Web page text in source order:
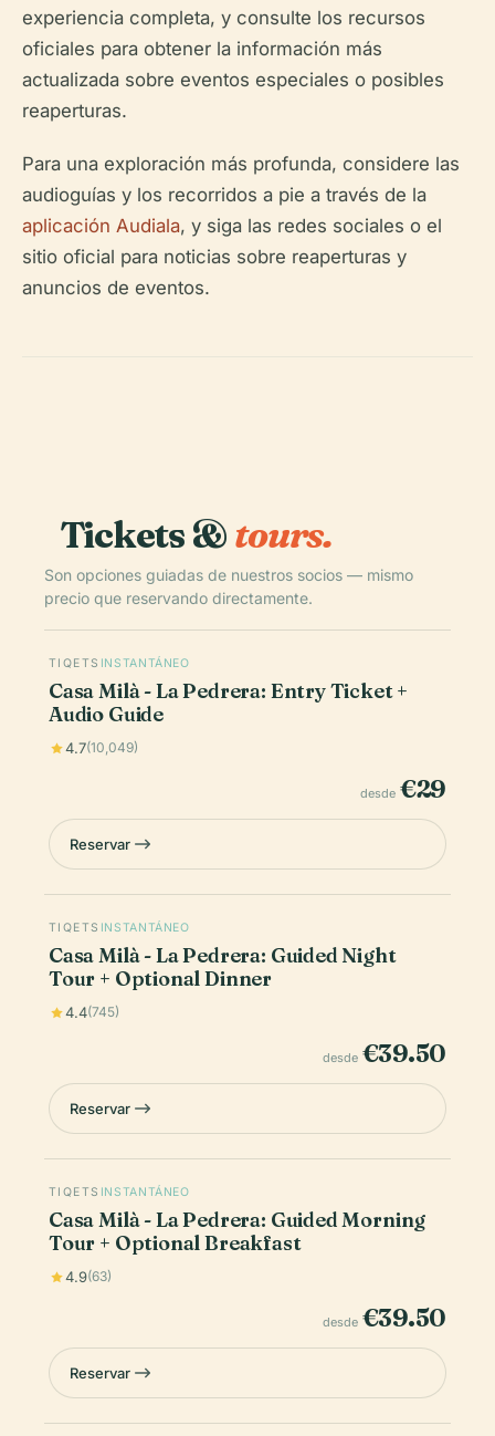
experiencia completa, y consulte los recursos
oficiales para obtener la información más
actualizada sobre eventos especiales o posibles
reaperturas.
Para una exploración más profunda, considere las
audioguías y los recorridos a pie a través de la
aplicación Audiala, y siga las redes sociales o el
sitio oficial para noticias sobre reaperturas y
anuncios de eventos.
Tickets &tours.
Son opciones guiadas de nuestros socios — mismo
precio que reservando directamente.
TIQETS INSTANTÁNEO
Casa Milà - La Pedrera: Entry Ticket +
Audio Guide
4.7(10,049)
desde €29
Reservar
TIQETS INSTANTÁNEO
Casa Milà - La Pedrera: Guided Night
Tour + Optional Dinner
4.4(745)
desde €39.50
Reservar
TIQETS INSTANTÁNEO
Casa Milà - La Pedrera: Guided Morning
Tour + Optional Breakfast
4.9(63)
desde €39.50
Reservar